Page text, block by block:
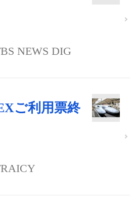
NEWS DIG
ご利用票終